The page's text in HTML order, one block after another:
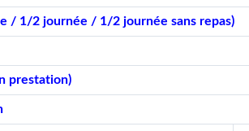
/ 1/2 journée / 1/2 journée sans repas)
prestation)